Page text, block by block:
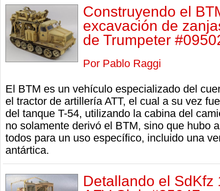
Construyendo el
excavación de
de Trumpeter
Por Pablo Raggi
El BTM es un vehículo especializado del
el tractor de artillería ATT, el cual a su vez
del tanque T-54, utilizando la cabina del
no solamente derivó el BTM, sino que hubo
todos para un uso específico, incluido una
antártica.
Detallando el SdKfz